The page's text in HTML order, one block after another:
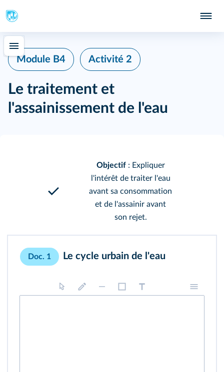
Module B4 Activité 2
Le traitement et
l'assainissement de l'eau
Objectif: Expliquer
l'intérêt de traiter l'eau
avant sa consommation
et de l'assainir avant
son rejet.
Doc. 1 Le cycle urbain de l'eau